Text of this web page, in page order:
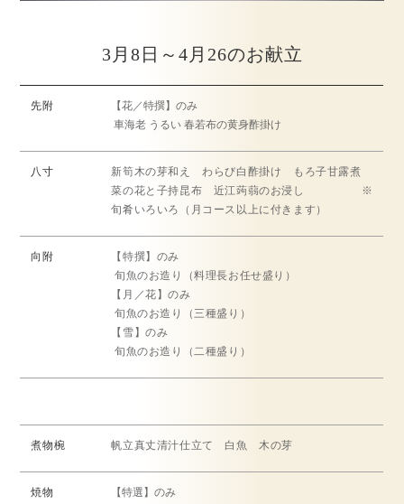
3月8日～4月26のお献立
先附
【花／特撰】のみ
車海老 うるい 春若布の黄身酢掛け
八寸
新筍木の芽和え わらび白酢掛け もろ子甘露煮
菜の花と子持昆布 近江蒟蒻のお浸し ※
旬肴いろいろ（月コース以上に付きます）
向附
【特撰】のみ
旬魚のお造り（料理長お任せ盛り）
【月／花】のみ
旬魚のお造り（三種盛り）
【雪】のみ
旬魚のお造り（二種盛り）
煮物椀 帆立真丈清汁仕立て 白魚 木の芽
焼物
【特選】のみ